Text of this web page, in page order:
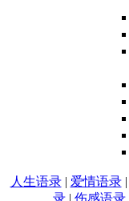
人生语录| 爱情语录|
录 | 伤感语录